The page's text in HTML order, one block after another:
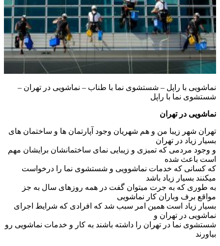
نماشویی با راپل – شستشوی نما با طناب – نماشویی در تهران –
شستشوی نما با راپل
نماشویی در تهران
تهران شهر زیبا من و هم شهریان وجود آپارتمان ها و ساختمان های
بسیار زیاد در تهران
و وجود مردمی که تمیزی و زیبایی نمای ساختمانشان برایشان مهم
است باعث شده
که کسانی که خدمات نماشوویی و شستشوی نما را درخواست
میکنند بسیار زیاد باشد
به طوری که به جرت میتوان گفت در همه روزهای سال به جز
مواقع برف وباران کار نماشویی
بسیار زیاد است همین امر سبب شد که افرادی که شرایط اجرای
نماشویی در تهران و
شستشوی نما در تهران را داشته باشند به کار و خدمات نماشویی رو
بیاورند